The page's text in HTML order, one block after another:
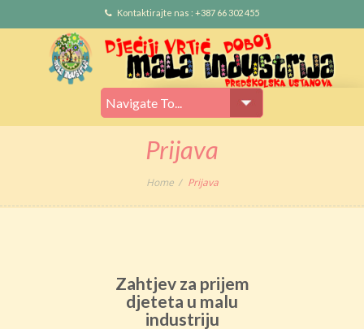
Kontaktirajte nas : +387 66 302 455
Prijava
Home Prijava
Zahtjev za prijem
djeteta u malu
industriju